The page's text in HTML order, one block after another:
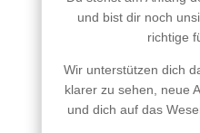
und bist dir noch
richtige
Wir unterstützen dich
klarer zu sehen, neue
und dich auf das